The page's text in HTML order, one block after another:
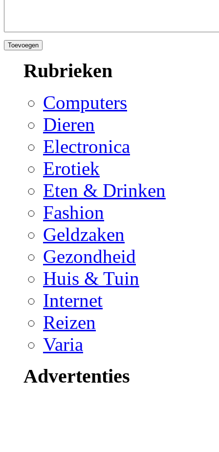
Rubrieken
Computers
Dieren
Electronica
Erotiek
Eten & Drinken
Fashion
Geldzaken
Gezondheid
Huis & Tuin
Internet
Reizen
Varia
Advertenties